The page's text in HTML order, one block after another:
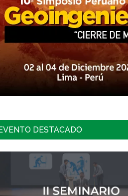
DESTACADO